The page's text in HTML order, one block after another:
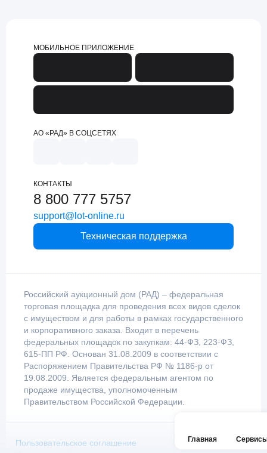
Главная
МОБИЛЬНОЕ ПРИЛОЖЕНИЕ
АО «РАД» В СОЦСЕТЯХ
КОНТАКТЫ
8 800 777 5757
support@lot-online.ru
Техническая поддержка
Российский аукционный дом (РАД) – федеральная
торговая площадка для проведения всех видов сделок
с имуществом и для работы в рамках государственного
и корпоративного заказа. Входит в перечень
федеральных площадок по закупкам: 44-ФЗ, 223-ФЗ,
615-ПП РФ. Основан 31.08.2009 в соответствии с
Распоряжением Правительства РФ № 1186-р от
19.08.2009. Является федеральным агентом по
продаже имущества, уполномоченным
Правительством Российской Федерации.
Пользовательское соглашение